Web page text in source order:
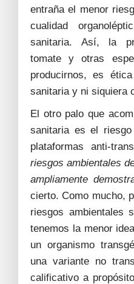
entraña el menor
cualidad
sanitaria. Así, la
tomate y otras
producirnos, es
sanitaria y ni siquiera
El otro palo que
sanitaria es el
plataformas anti-
riesgos ambientales
ampliamente
cierto. Como mucho,
riesgos ambientales
tenemos la menor
un organismo
una variante no
calificativo a